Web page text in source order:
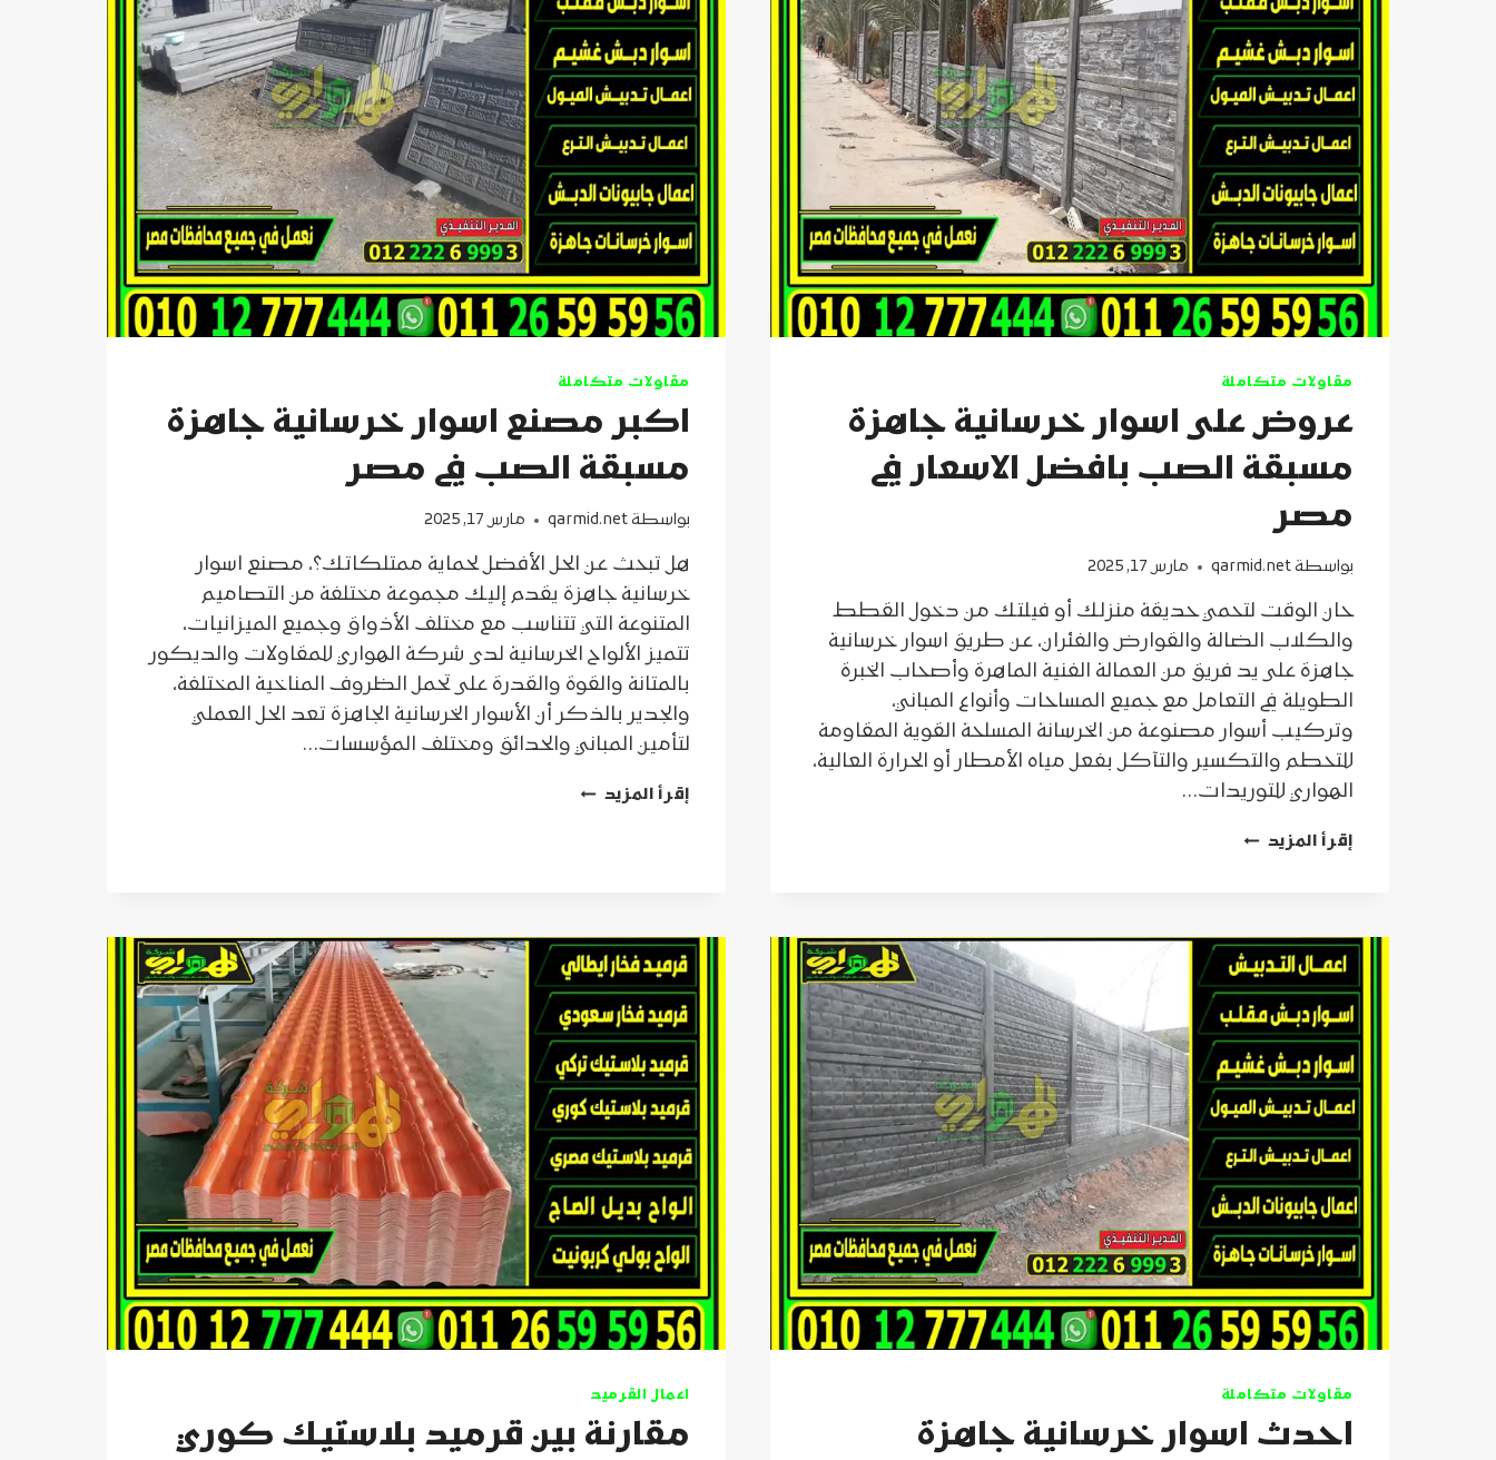
مصر
مقاولات متكاملة
عروض على اسوار خرسانية جاهزة
مسبقة الصب بافضل الاسعار في
مصر
بواسطةqarmid.net مارس 17, 2025
حان الوقت لتحمي حديقة منزلك أو فيلتك من دخول القطط
والكلاب الضالة والقوارض والفئران، عن طريق اسوار خرسانية
جاهزة على يد فريق من العمالة الفنية الماهرة وأصحاب الخبرة
الطويلة في التعامل مع جميع المساحات وأنواع المباني،
وتركيب أسوار مصنوعة من الخرسانة المسلحة القوية المقاومة
للتحطم والتكسير والتآكل بفعل مياه الأمطار أو الحرارة العالية،
الهواري للتوريدات…
إقرأ المزيد عروض
مسبقة
الصب
بافضل
الاسعار
في
مصر
مقاولات متكاملة
اكبر مصنع اسوار خرسانية جاهزة
مسبقة الصب في مصر
بواسطةqarmid.net مارس 17, 2025
هل تبحث عن الحل الأفضل لحماية ممتلكاتك؟، مصنع اسوار
خرسانية جاهزة يقدم إليك مجموعة مختلفة من التصاميم
المتنوعة التي تتناسب مع مختلف الأذواق وجميع الميزانيات،
تتميز الألواح الخرسانية لدى شركة الهواري للمقاولات والديكور
بالمتانة والقوة والقدرة على تحمل الظروف المناخية المختلفة،
والجدير بالذكر أن الأسوار الخرسانية الجاهزة تعد الحل العملي
لتأمين المباني والحدائق ومختلف المؤسسات…
إقرأ المزيد اكبر
في
مصر
مقاولات متكاملة
احدث اسوار خرسانية جاهزة
اعمال القرميد
مقارنة بين قرميد بلاستيك كوري